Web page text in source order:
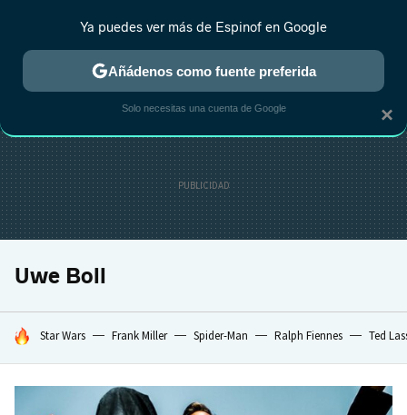
ESTRENOS REALITY ANIME RANKINGS CINE
Uwe Boll
HOY SE HABLA DE
Star Wars Frank Miller Spider-Man Ralph Fiennes Ted
×
Ya puedes ver más de Espinof en Google
Añádenos como fuente preferida
Solo necesitas una cuenta de Google